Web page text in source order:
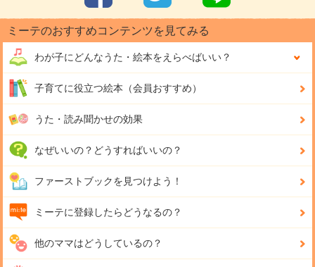
ミーテのおすすめコンテンツを見てみる
わが子にどんなうた・絵本をえらべばいい？
子育てに役立つ絵本（会員おすすめ）
うた・読み聞かせの効果
なぜいいの？どうすればいいの？
ファーストブックを見つけよう！
ミーテに登録したらどうなるの？
他のママはどうしているの？